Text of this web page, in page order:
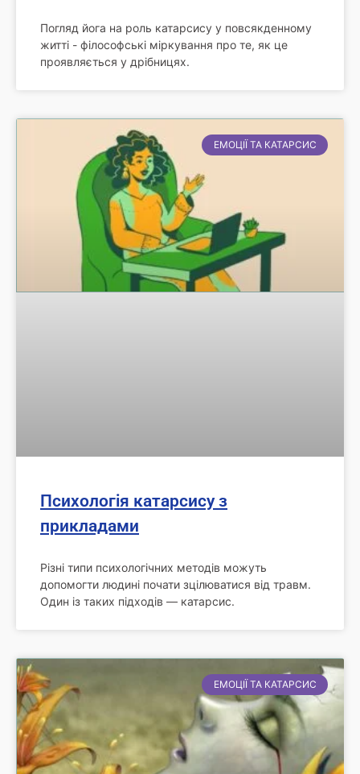
Погляд йога на роль катарсису у повсякденному
житті - філософські міркування про те, як це
проявляється у дрібницях.
ЕМОЦІЇ ТА КАТАРСИС
Психологія катарсису з
прикладами
Різні типи психологічних методів можуть
допомогти людині почати зцілюватися від травм.
Один із таких підходів — катарсис.
ЕМОЦІЇ ТА КАТАРСИС